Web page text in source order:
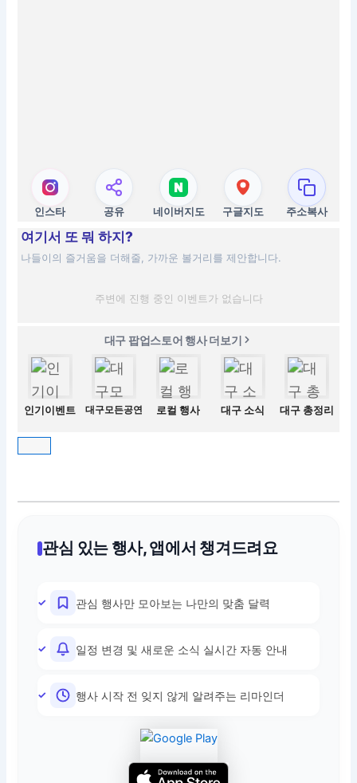
인스타 공유 네이버지도 구글지도 주소복사
여기서 또 뭐 하지?
나들이의 즐거움을 더해줄, 가까운 볼거리를 제안합니다.
주변에 진행 중인 이벤트가 없습니다
대구 팝업스토어 행사 더보기
인기이벤트 대구모든공연 로컬 행사 대구 소식 대구 총정리
관심 있는 행사, 앱에서 챙겨드려요
관심 행사만 모아보는 나만의 맞춤 달력
일정 변경 및 새로운 소식 실시간 자동 안내
행사 시작 전 잊지 않게 알려주는 리마인더